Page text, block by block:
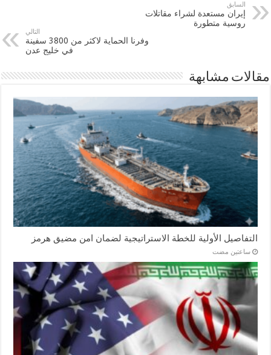
السابق
إيران مستعدة لشراء مقاتلات
روسية متطورة
التالي
وفرنا الحماية لاكثر من 3800 سفينة
في خليج عدن
مقالات مشابهة
التفاصيل الأولية للخطة الاستراتيجية لضمان امن مضيق هرمز
‏ساعتين مضت